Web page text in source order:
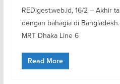
REDigest.web.id, 16/2 – Akhir
dengan bahagia di
MRT Dhaka Line 6
Read More